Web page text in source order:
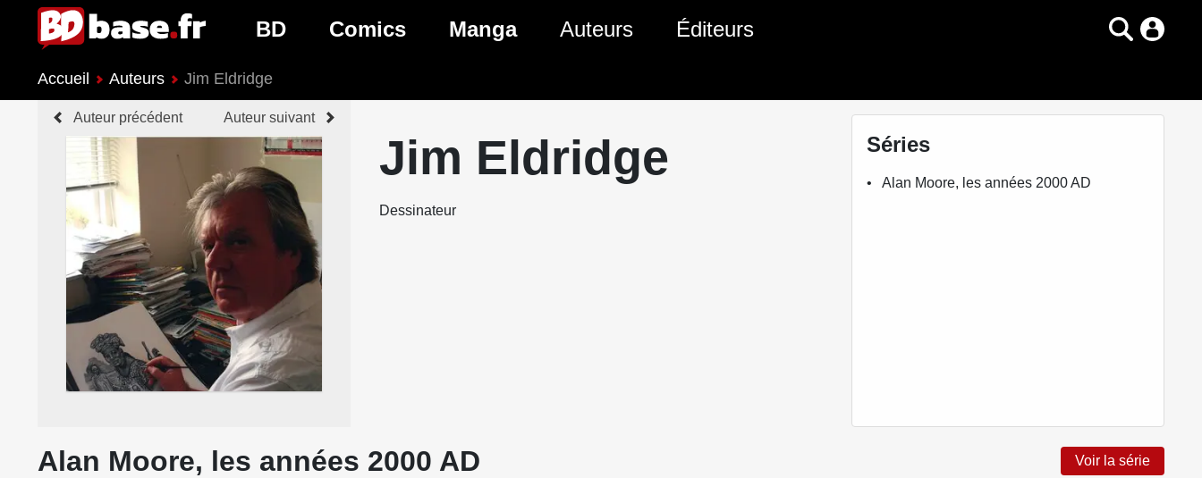
BD
Nouveautés BD
Prochaines sorties BD
Genres BD
Comics
Genres Comics
Manga
Genres Manga
Auteurs Éditeurs
Accueil Auteurs Jim Eldridge
Auteur précédent Auteur suivant
Jim Eldridge
Dessinateur
Séries
Alan Moore, les années 2000 AD
Alan Moore, les années 2000 AD Voir la série